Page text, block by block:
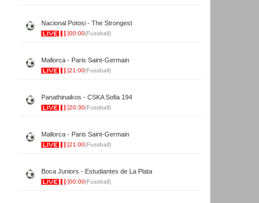
Nacional Potosi - The Strongest
00:00(Fussball)
Mallorca - Paris Saint-Germain
21:00(Fussball)
Panathinaikos - CSKA Sofia 194
20:30(Fussball)
Mallorca - Paris Saint-Germain
21:00(Fussball)
Boca Juniors - Estudiantes de La Plata
00:00(Fussball)